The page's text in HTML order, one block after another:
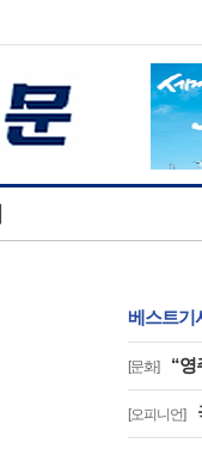
베스트기
[문화] “영주
[오피니언]